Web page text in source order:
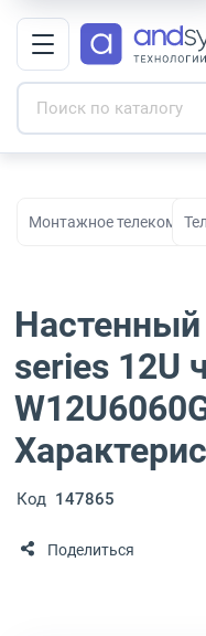
Монтажное
series 12U
Код 147865
Поделиться